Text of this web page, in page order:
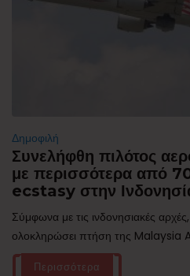
Δημοφιλή
Συνελήφθη πιλότος
με περισσότερα από
ecstasy στην
Σύμφωνα με τις ινδονησιακές αρχές,
ολοκληρώσει πτήση της Malaysia
Περισσότερα